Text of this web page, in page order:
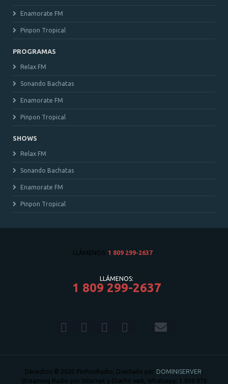
Enamorate FM
Pinpon Tropical
PROGRAMAS
Relax FM
Sonando Bachatas
Enamorate FM
Pinpon Tropical
SHOWS
Relax FM
Sonando Bachatas
Enamorate FM
Pinpon Tropical
LLÁMENOS: 1 809 299-2637
LLÁMENOS:
1 809 299-2637
Derechos © 2020 PinPonRadio, Diseñado por DOMINISERVER,
Streaming Radio por Internet y Diseño web, Whatsapp: 1 809 876